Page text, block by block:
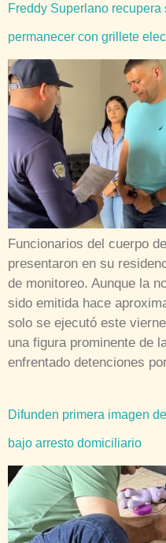
Freddy Superlano
permanecer con grillete
Funcionarios del cuerpo
presentaron en su
de monitoreo. Aunque la
sido emitida hace
solo se ejecutó este
una figura prominente de
enfrentado detenciones
Difunden primera imagen
bajo arresto domiciliario